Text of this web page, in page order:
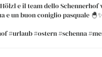
e il team dello Schennerhof
e un buon coniglio pasquale
#urlaub #ostern #schenna